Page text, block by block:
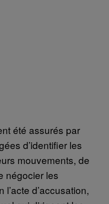
été assurés par
d’identifier les
mouvements, de
négocier les
l’acte d’accusation,